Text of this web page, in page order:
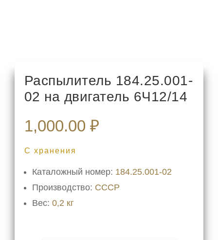
Распылитель 184.25.001-
02 на двигатель 6Ч12/14
1,000.00 ₽
С хранения
Каталожный номер: 184.25.001-02
Производство: СССР
Вес: 0,2 кг